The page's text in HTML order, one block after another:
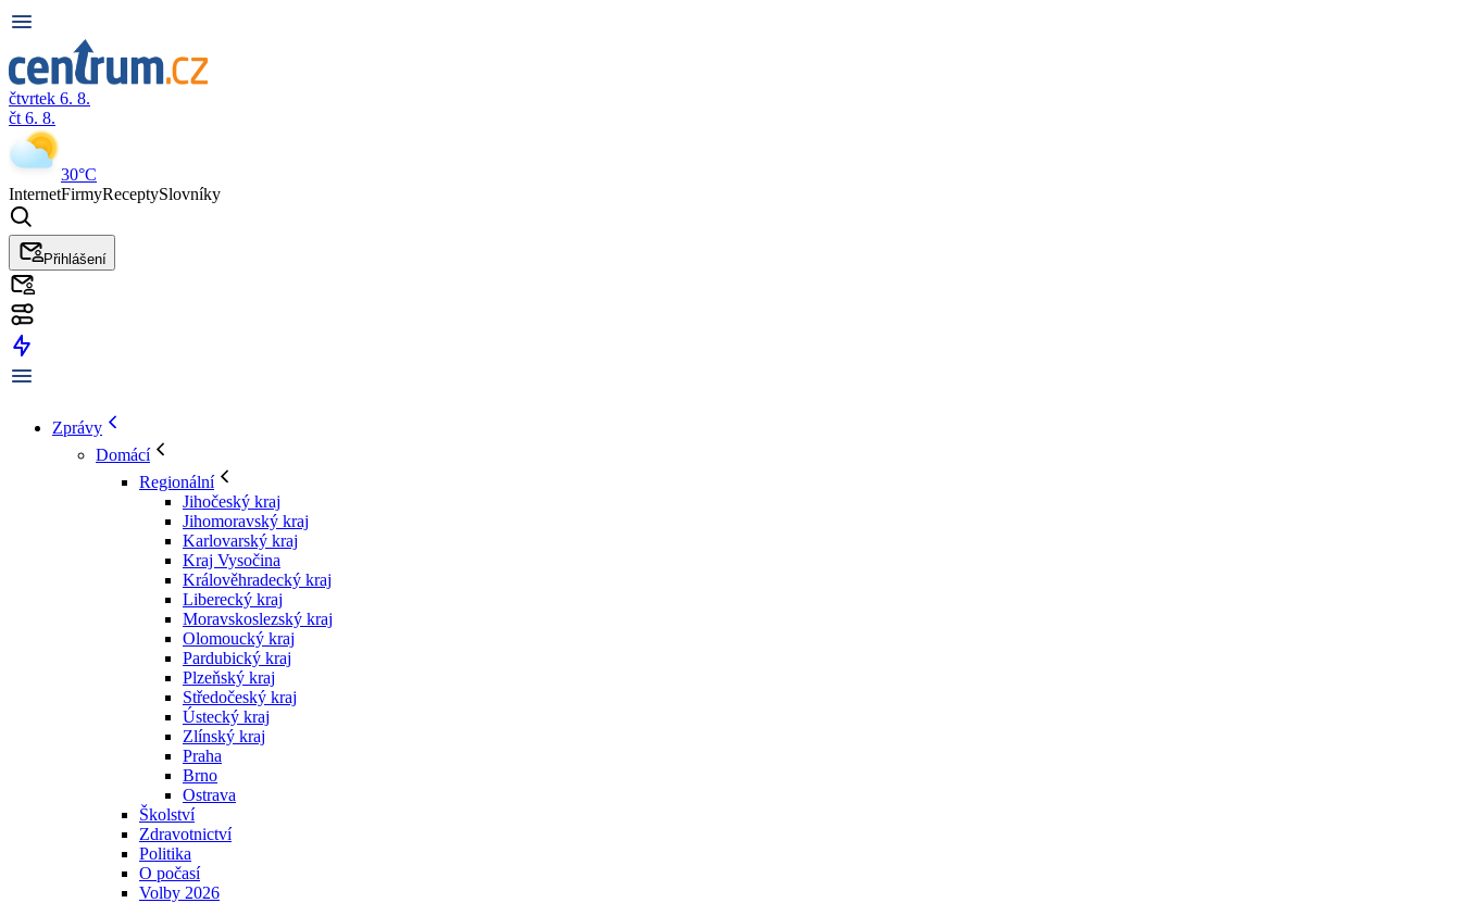
čtvrtek 6. 8.
čt 6. 8.
30°C
InternetFirmyReceptySlovníky
Přihlášení
Zprávy
Domácí
Regionální
Jihočeský kraj
Jihomoravský kraj
Karlovarský kraj
Kraj Vysočina
Králověhradecký kraj
Liberecký kraj
Moravskoslezský kraj
Olomoucký kraj
Pardubický kraj
Plzeňský kraj
Středočeský kraj
Ústecký kraj
Zlínský kraj
Praha
Brno
Ostrava
Školství
Zdravotnictví
Politika
O počasí
Volby 2026